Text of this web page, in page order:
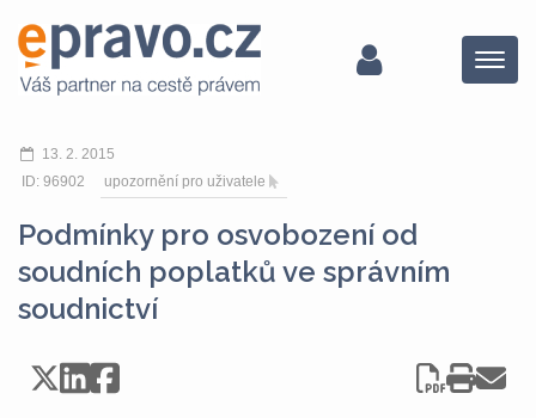
Menu
13. 2. 2015
ID: 96902
upozornění pro uživatele
Podmínky pro osvobození od
soudních poplatků ve správním
soudnictví